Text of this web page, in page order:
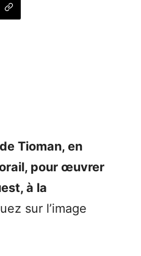
Tioman, en
pour œuvrer
à la
sur l’image